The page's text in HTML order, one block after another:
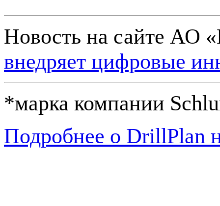
Новость на сайте АО
внедряет цифровые
*марка компании
Подробнее о DrillPlan